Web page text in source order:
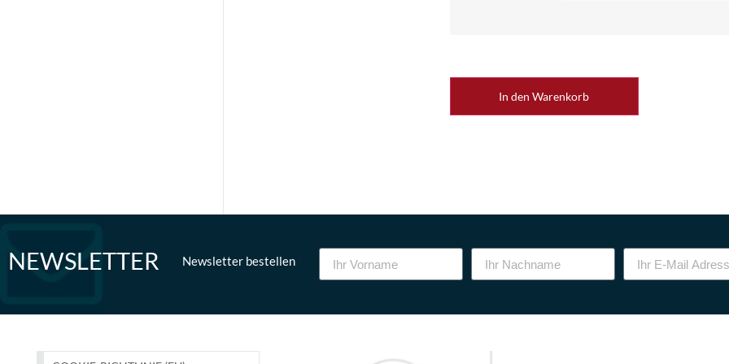
In den Warenkorb
NEWSLETTER Newsletter bestellen